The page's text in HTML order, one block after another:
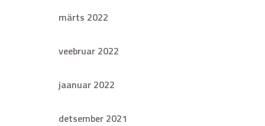
märts 2022
veebruar 2022
jaanuar 2022
detsember 2021